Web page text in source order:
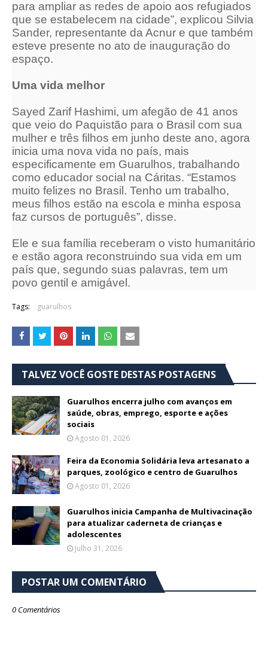
para ampliar as redes de apoio aos refugiados
que se estabelecem na cidade”, explicou Silvia
Sander, representante da Acnur e que também
esteve presente no ato de inauguração do
espaço.
Uma vida melhor
Sayed Zarif Hashimi, um afegão de 41 anos
que veio do Paquistão para o Brasil com sua
mulher e três filhos em junho deste ano, agora
inicia uma nova vida no país, mais
especificamente em Guarulhos, trabalhando
como educador social na Cáritas. “Estamos
muito felizes no Brasil. Tenho um trabalho,
meus filhos estão na escola e minha esposa
faz cursos de português”, disse.
Ele e sua família receberam o visto humanitário
e estão agora reconstruindo sua vida em um
país que, segundo suas palavras, tem um
povo gentil e amigável.
Tags: guarulhos
TALVEZ VOCÊ GOSTE DESTAS POSTAGENS
Guarulhos encerra julho com avanços em
saúde, obras, emprego, esporte e ações
sociais
Agosto 01, 2026
Feira da Economia Solidária leva artesanato a
parques, zoológico e centro de Guarulhos
Agosto 01, 2026
Guarulhos inicia Campanha de Multivacinação
para atualizar caderneta de crianças e
adolescentes
Julho 31, 2026
POSTAR UM COMENTÁRIO
0 Comentários